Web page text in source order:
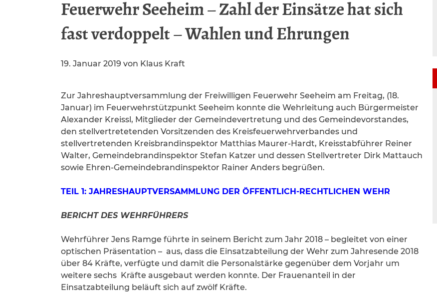
Feuerwehr Seeheim – Zahl der Einsätze hat sich
fast verdoppelt – Wahlen und Ehrungen
19. Januar 2019 von Klaus Kraft
Zur Jahreshauptversammlung der Freiwilligen Feuerwehr Seeheim am Freitag, (18.
Januar) im Feuerwehrstützpunkt Seeheim konnte die Wehrleitung auch Bürgermeister
Alexander Kreissl, Mitglieder der Gemeindevertretung und des Gemeindevorstandes,
den stellvertretetenden Vorsitzenden des Kreisfeuerwehrverbandes und
stellvertretenden Kreisbrandinspektor Matthias Maurer-Hardt, Kreisstabführer Reiner
Walter, Gemeindebrandinspektor Stefan Katzer und dessen Stellvertreter Dirk Mattauch
sowie Ehren-Gemeindebrandinspektor Rainer Anders begrüßen.
TEIL 1: JAHRESHAUPTVERSAMMLUNG DER ÖFFENTLICH-RECHTLICHEN WEHR
BERICHT DES WEHRFÜHRERS
Wehrführer Jens Ramge führte in seinem Bericht zum Jahr 2018 – begleitet von einer
optischen Präsentation – aus, dass die Einsatzabteilung der Wehr zum Jahresende 2018
über 84 Kräfte, verfügte und damit die Personalstärke gegenüber dem Vorjahr um
weitere sechs Kräfte ausgebaut werden konnte. Der Frauenanteil in der
Einsatzabteilung beläuft sich auf zwölf Kräfte.